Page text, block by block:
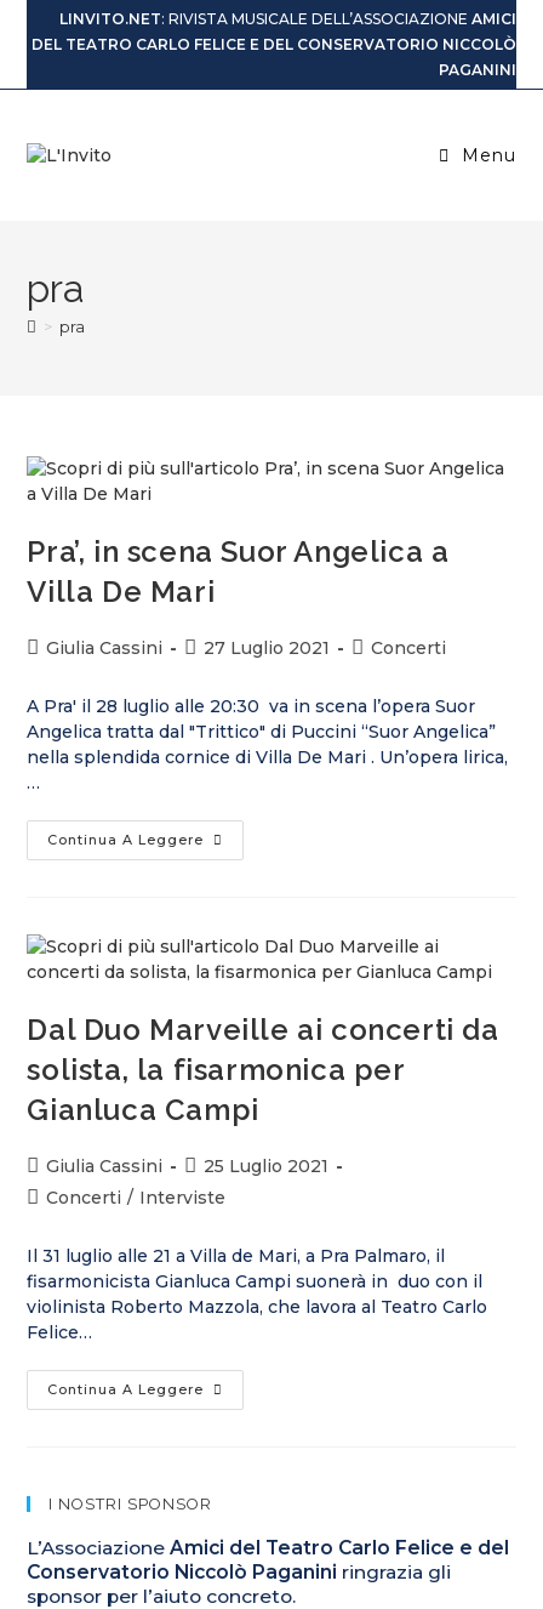
LINVITO.NET: RIVISTA MUSICALE DELL’ASSOCIAZIONE AMICI
DEL TEATRO CARLO FELICE E DEL CONSERVATORIO NICCOLÒ
PAGANINI
Menu
pra
> pra
Pra’, in scena Suor Angelica a
Villa De Mari
Giulia Cassini 27 Luglio 2021 Concerti
A Pra' il 28 luglio alle 20:30 va in scena l’opera Suor
Angelica tratta dal "Trittico" di Puccini “Suor Angelica”
nella splendida cornice di Villa De Mari . Un’opera lirica,
…
Continua A Leggere
Dal Duo Marveille ai concerti da
solista, la fisarmonica per
Gianluca Campi
Giulia Cassini
25 Luglio 2021
Concerti / Interviste
Il 31 luglio alle 21 a Villa de Mari, a Pra Palmaro, il
fisarmonicista Gianluca Campi suonerà in duo con il
violinista Roberto Mazzola, che lavora al Teatro Carlo
Felice…
Continua A Leggere
I NOSTRI SPONSOR
L’AssociazioneAmici del Teatro Carlo Felice e del
Conservatorio Niccolò Paganini ringrazia gli
sponsor per l’aiuto concreto.